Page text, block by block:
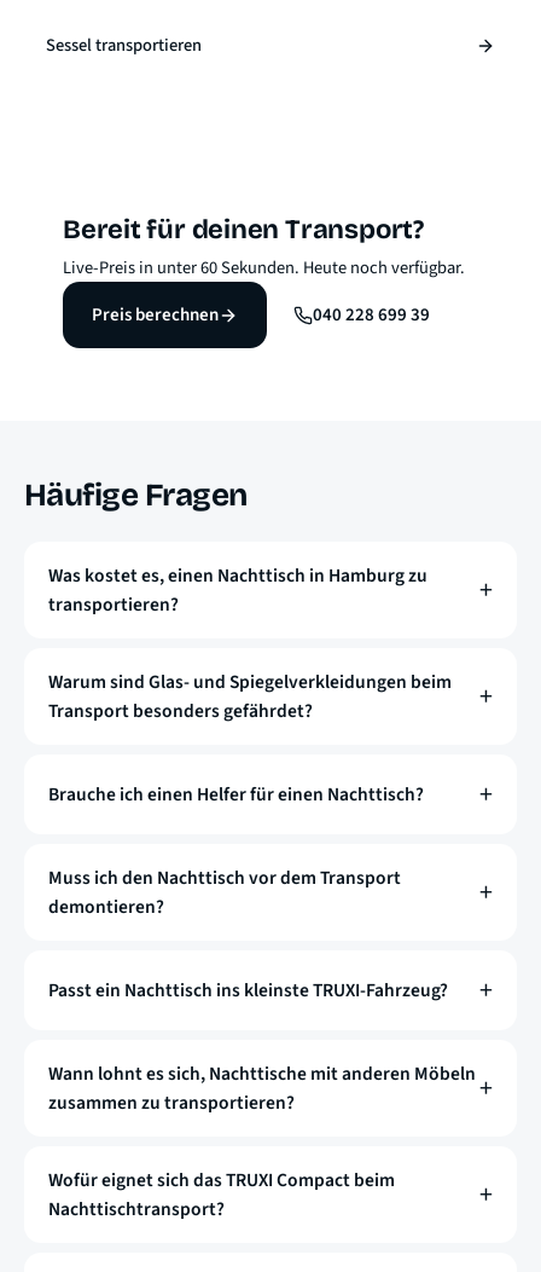
Sessel transportieren
Bereit für deinen Transport?
Live-Preis in unter 60 Sekunden. Heute noch verfügbar.
Preis berechnen
040 228 699 39
Häufige Fragen
Was kostet es, einen Nachttisch in Hamburg zu
transportieren?
Warum sind Glas- und Spiegelverkleidungen beim
Transport besonders gefährdet?
Brauche ich einen Helfer für einen Nachttisch?
Muss ich den Nachttisch vor dem Transport
demontieren?
Passt ein Nachttisch ins kleinste TRUXI-Fahrzeug?
Wann lohnt es sich, Nachttische mit anderen Möbeln
zusammen zu transportieren?
Wofür eignet sich das TRUXI Compact beim
Nachttischtransport?